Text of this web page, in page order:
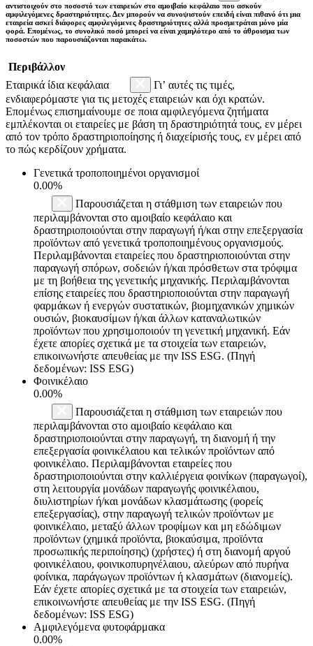
αντιστοιχούν στο ποσοστό των εταιρειών στο αμοιβαίο κεφάλαιο που ασκούν
αμφιλεγόμενες δραστηριότητες. Δεν μπορούν να συνοψιστούν επειδή είναι πιθανό ότι μια
εταιρεία ασκεί διάφορες αμφιλεγόμενες δραστηριότητες αλλά προσμετράται μόνο μία
φορά. Επομένως, το συνολικό ποσό μπορεί να είναι χαμηλότερο από το άθροισμα των
ποσοστών που παρουσιάζονται παρακάτω.
Περιβάλλον
Εταιρικά ίδια κεφάλαια
Γι’ αυτές τις τιμές,
ενδιαφερόμαστε για τις μετοχές εταιρειών και όχι κρατών.
Επομένως επισημαίνουμε σε ποια αμφιλεγόμενα ζητήματα
εμπλέκονται οι εταιρείες με βάση τη δραστηριότητά τους, εν μέρει
από τον τρόπο δραστηριοποίησης ή διαχείρισής τους, εν μέρει από
το πώς κερδίζουν χρήματα.
Γενετικά τροποποιημένοι οργανισμοί
0.00%
Παρουσιάζεται η στάθμιση των εταιρειών που
περιλαμβάνονται στο αμοιβαίο κεφάλαιο και
δραστηριοποιούνται στην παραγωγή ή/και στην επεξεργασία
προϊόντων από γενετικά τροποποιημένους οργανισμούς.
Περιλαμβάνονται εταιρείες που δραστηριοποιούνται στην
παραγωγή σπόρων, σοδειών ή/και πρόσθετων στα τρόφιμα
με τη βοήθεια της γενετικής μηχανικής. Περιλαμβάνονται
επίσης εταιρείες που δραστηριοποιούνται στην παραγωγή
φαρμάκων ή ενεργών συστατικών, βιομηχανικών χημικών
ουσιών, βιοκαυσίμων ή/και άλλων καταναλωτικών
προϊόντων που χρησιμοποιούν τη γενετική μηχανική. Εάν
έχετε απορίες σχετικά με τα στοιχεία των εταιρειών,
επικοινωνήστε απευθείας με την ISS ESG. (Πηγή
δεδομένων: ISS ESG)
Φοινικέλαιο
0.00%
Παρουσιάζεται η στάθμιση των εταιρειών που
περιλαμβάνονται στο αμοιβαίο κεφάλαιο και
δραστηριοποιούνται στην παραγωγή, τη διανομή ή την
επεξεργασία φοινικέλαιου και τελικών προϊόντων από
φοινικέλαιο. Περιλαμβάνονται εταιρείες που
δραστηριοποιούνται στην καλλιέργεια φοινίκων (παραγωγοί),
στη λειτουργία μονάδων παραγωγής φοινικέλαιου,
διυλιστηρίων ή/και μονάδων κλασμάτωσης (φορείς
επεξεργασίας), στην παραγωγή τελικών προϊόντων με
φοινικέλαιο, μεταξύ άλλων τροφίμων και μη εδώδιμων
προϊόντων (χημικά προϊόντα, βιοκαύσιμα, προϊόντα
προσωπικής περιποίησης) (χρήστες) ή στη διανομή αργού
φοινικέλαιου, φοινικοπυρηνέλαιου, αλεύρων από πυρήνα
φοίνικα, παράγωγων προϊόντων ή κλασμάτων (διανομείς).
Εάν έχετε απορίες σχετικά με τα στοιχεία των εταιρειών,
επικοινωνήστε απευθείας με την ISS ESG. (Πηγή
δεδομένων: ISS ESG)
Αμφιλεγόμενα φυτοφάρμακα
0.00%